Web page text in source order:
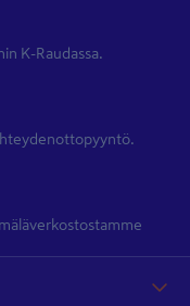
K-Raudassa.